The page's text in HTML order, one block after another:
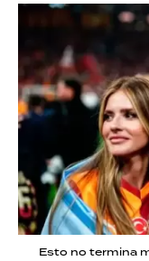
Esto no termina